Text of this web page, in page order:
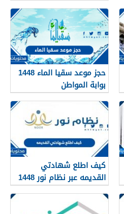
حجز موعد سقيا الماء 1448
بوابة المواطن
كيف اطلع شهادتي
القديمه عبر نظام نور 1448